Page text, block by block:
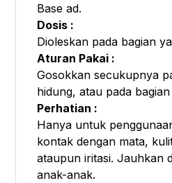
Base ad.
Dosis :
Dioleskan pada bagian
Aturan Pakai :
Gosokkan secukupnya
hidung, atau pada
Perhatian :
Hanya untuk
kontak dengan mata,
ataupun iritasi. Jauhkan
anak-anak.